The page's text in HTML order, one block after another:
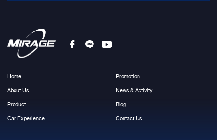
Home
About Us
Product
Car Experience
Promotion
News & Activity
Blog
Contact Us